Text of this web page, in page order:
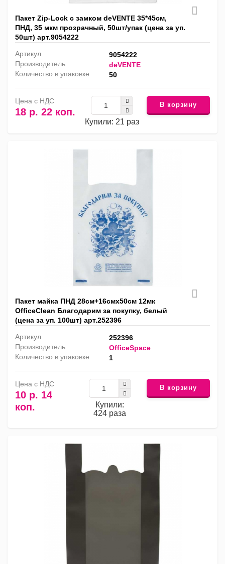
Пакет Zip-Lock с замком deVENTE 35*45см,
ПНД, 35 мкм прозрачный, 50шт/упак (цена за уп.
50шт) арт.9054222
Артикул
9054222
Производитель
deVENTE
Количество в упаковке
50
Цена с НДС
18 р. 22 коп.
Купили: 21 раз
В корзину
Пакет майка ПНД 28см+16смх50см 12мк
OfficeClean Благодарим за покупку, белый
(цена за уп. 100шт) арт.252396
Артикул
252396
Производитель
OfficeSpace
Количество в упаковке
1
Цена с НДС
10 р. 14
коп.
Купили:
424 раза
В корзину